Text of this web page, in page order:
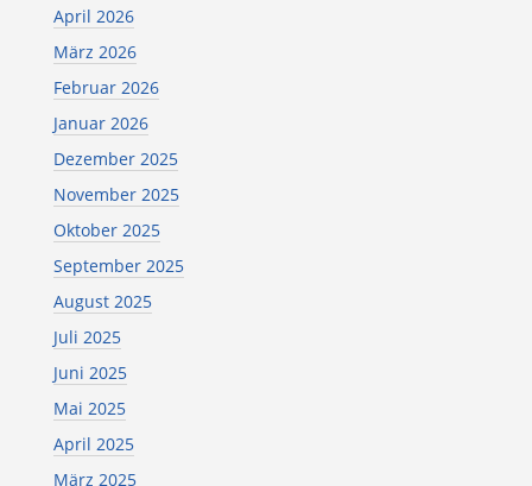
April 2026
März 2026
Februar 2026
Januar 2026
Dezember 2025
November 2025
Oktober 2025
September 2025
August 2025
Juli 2025
Juni 2025
Mai 2025
April 2025
März 2025